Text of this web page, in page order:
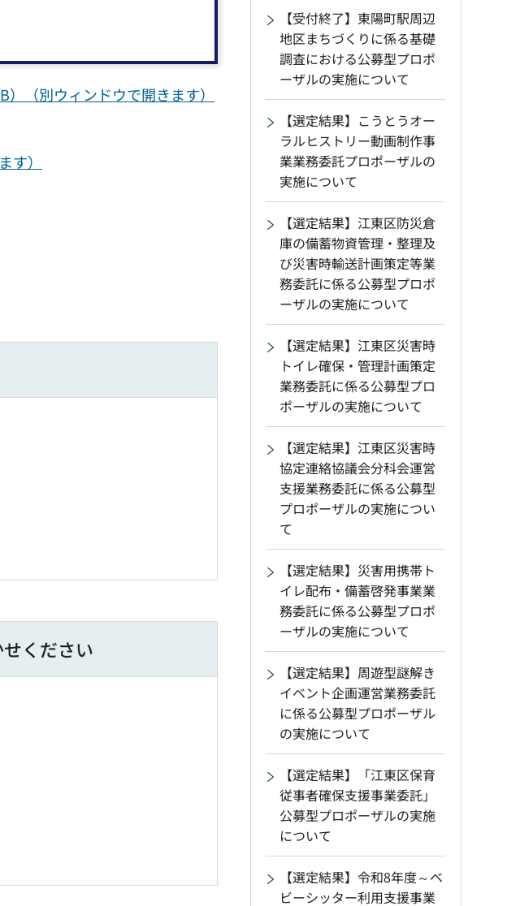
（PDF：287KB）（別ウィン
（別ウィンドウで開きます）
）
ください
【受付終了】東陽町駅周辺
地区まちづくりに係る基礎
調査における公募型プロポ
ーザルの実施について
【選定結果】こうとうオー
ラルヒストリー動画制作事
業業務委託プロポーザルの
実施について
【選定結果】江東区防災倉
庫の備蓄物資管理・整理及
び災害時輸送計画策定等業
務委託に係る公募型プロポ
ーザルの実施について
【選定結果】江東区災害時
トイレ確保・管理計画策定
業務委託に係る公募型プロ
ポーザルの実施について
【選定結果】江東区災害時
協定連絡協議会分科会運営
支援業務委託に係る公募型
プロポーザルの実施につい
て
【選定結果】災害用携帯ト
イレ配布・備蓄啓発事業業
務委託に係る公募型プロポ
ーザルの実施について
【選定結果】周遊型謎解き
イベント企画運営業務委託
に係る公募型プロポーザル
の実施について
【選定結果】「江東区保育
従事者確保支援事業委託」
公募型プロポーザルの実施
について
【選定結果】令和8年度～ベ
ビーシッター利用支援事業